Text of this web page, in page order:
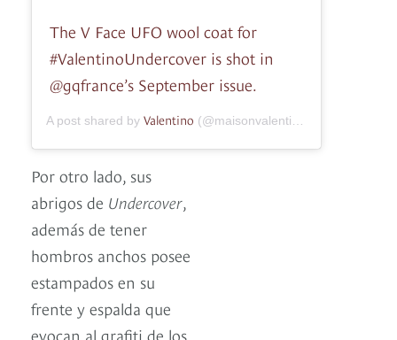
The V Face UFO wool coat for
#ValentinoUndercover is shot in
@gqfrance’s September issue.
A post shared by Valentino (@maisonvalentino) on
Por otro lado, sus
abrigos de Undercover
además de tener
hombros anchos posee
estampados en su
frente y espalda que
evocan al grafiti de los